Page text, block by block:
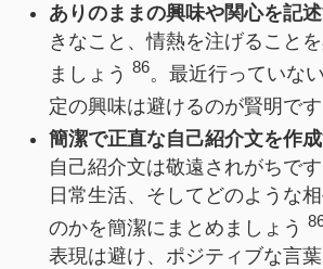
ありのままの興味や関心を記
きなこと、情熱を注げること
ましょう 86。最近行っていな
定の興味は避けるのが賢明です
簡潔で正直な自己紹介文を作
自己紹介文は敬遠されがちです
日常生活、そしてどのような
のかを簡潔にまとめましょう
表現は避け、ポジティブな言